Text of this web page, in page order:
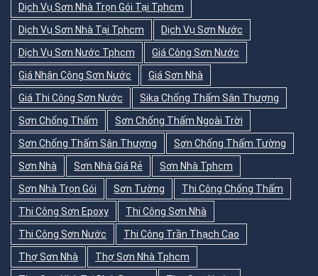
Dịch Vụ Sơn Nhà Trọn Gói Tại Tphcm
Dịch Vụ Sơn Nhà Tại Tphcm
Dịch Vụ Sơn Nước
Dịch Vụ Sơn Nước Tphcm
Giá Công Sơn Nước
Giá Nhân Công Sơn Nước
Giá Sơn Nhà
Giá Thi Công Sơn Nước
Sika Chống Thấm Sân Thượng
Sơn Chống Thấm
Sơn Chống Thấm Ngoài Trời
Sơn Chống Thấm Sân Thượng
Sơn Chống Thấm Tường
Sơn Nhà
Sơn Nhà Giá Rẻ
Sơn Nhà Tphcm
Sơn Nhà Trọn Gói
Sơn Tường
Thi Công Chống Thấm
Thi Công Sơn Epoxy
Thi Công Sơn Nhà
Thi Công Sơn Nước
Thi Công Trần Thạch Cao
Thợ Sơn Nhà
Thợ Sơn Nhà Tphcm